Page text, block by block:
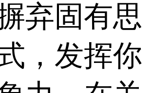
弃固有思
，发挥你